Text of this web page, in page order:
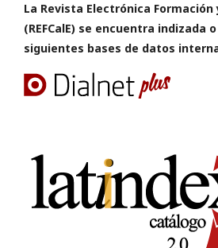
La Revista Electrónica Formación
(REFCalE) se encuentra indizada
siguientes bases de datos